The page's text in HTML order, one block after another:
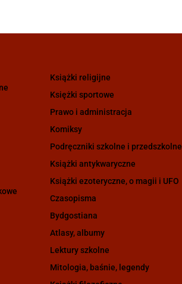
Książki religijne
Księżki sportowe
Prawo i administracja
Komiksy
Podręczniki szkolne i przedszkolne
Książki antykwaryczne
Książki ezoteryczne, o magii i UFO
Czasopisma
Bydgostiana
Atlasy, albumy
Lektury szkolne
Mitologia, baśnie, legendy